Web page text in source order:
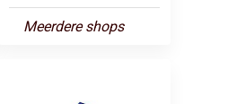
Meerdere shops